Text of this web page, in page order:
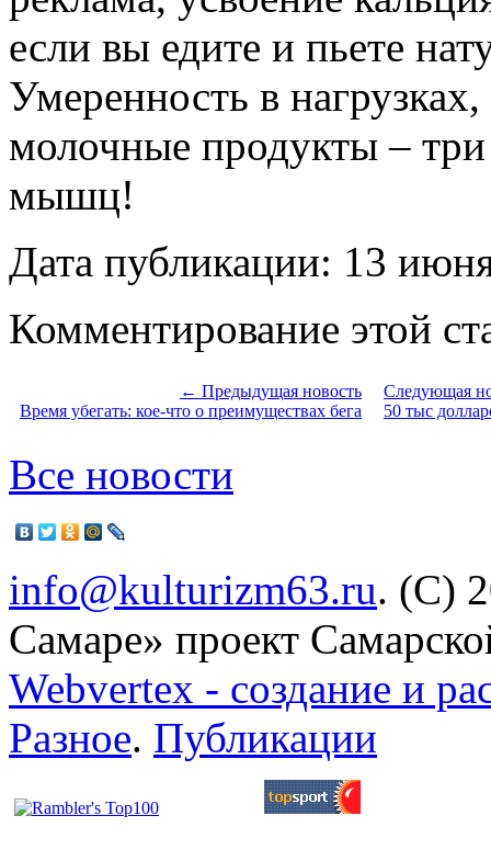
если вы едите и пьете
Умеренность в
молочные продукты – три
мышц!
Дата публикации: 13
Комментирование этой
← Предыдущая новость
Время убегать: кое-что о преимуществах бега
Следующая
50 тыс
Все новости
info@kulturizm63.ru. (C)
Самаре» проект
Webvertex - создание и
Разное. Публикации